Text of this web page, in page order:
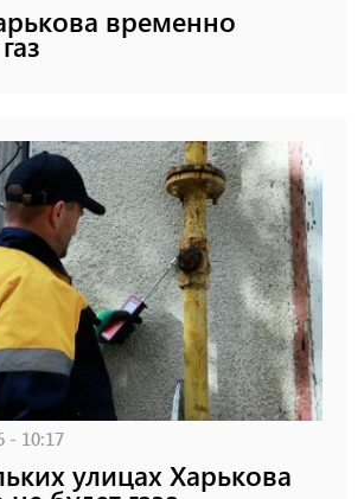
временно
- 10:17
улицах Харькова